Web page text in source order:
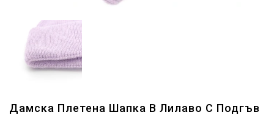
Дамска Плетена Шапка В Лилаво С Подгъв